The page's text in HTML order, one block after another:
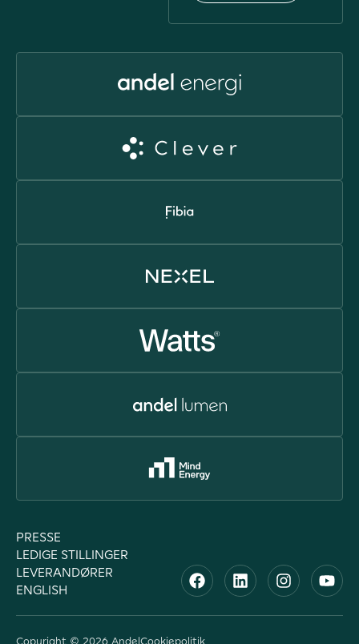
PRESSE
LEDIGE STILLINGER
LEVERANDØRER
ENGLISH